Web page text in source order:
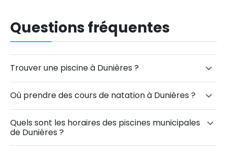
Questions fréquentes
Trouver une piscine à Dunières ?
Où prendre des cours de natation à Dunières ?
Quels sont les horaires des piscines municipales
de Dunières ?